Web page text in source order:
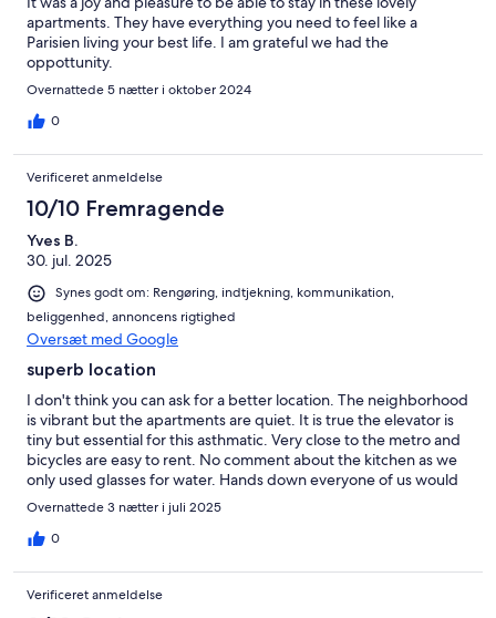
apartments. They have everything you need to feel like a
Parisien living your best life. I am grateful we had the
oppottunity.
Overnattede 5 nætter i oktober 2024
0
Verificeret anmeldelse
10/10 Fremragende
Yves B.
30. jul. 2025
Synes godt om: Rengøring, indtjekning, kommunikation,
beliggenhed, annoncens rigtighed
Oversæt med Google
superb location
I don't think you can ask for a better location. The neighborhood
is vibrant but the apartments are quiet. It is true the elevator is
tiny but essential for this asthmatic. Very close to the metro and
bicycles are easy to rent. No comment about the kitchen as we
only used glasses for water. Hands down everyone of us would
come back in a heartbeat. Thank you.
Overnattede 3 nætter i juli 2025
0
Verificeret anmeldelse